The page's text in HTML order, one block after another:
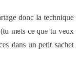
donc la technique
mets ce que tu veux
dans un petit sachet